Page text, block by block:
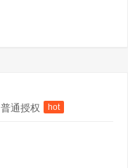
普通授权 hot